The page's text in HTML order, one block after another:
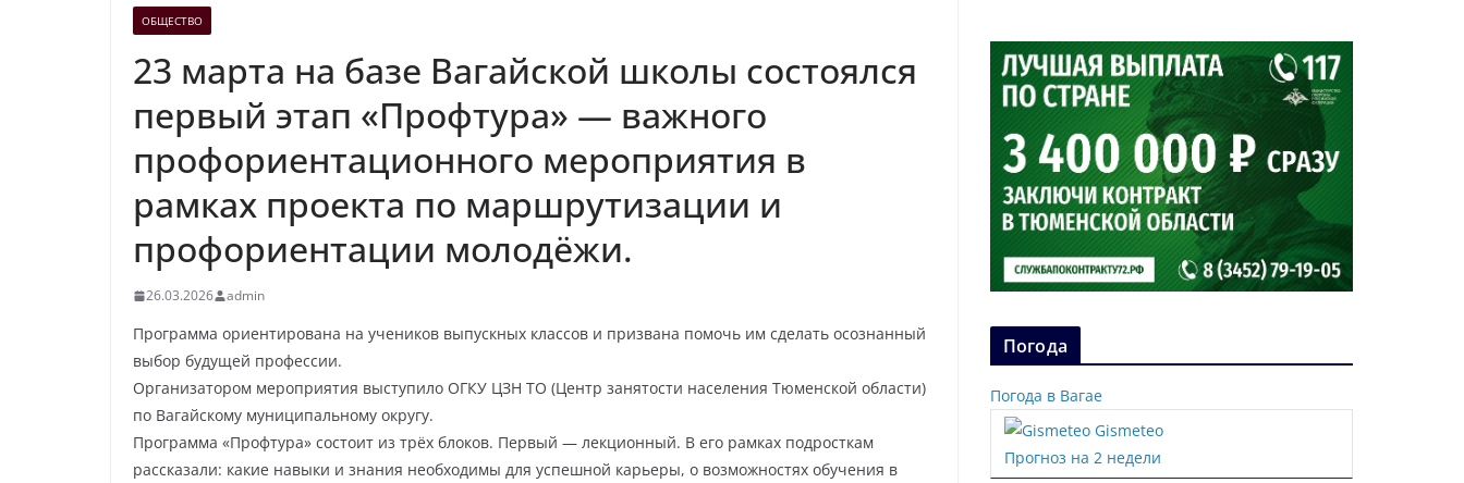
ОБЩЕСТВО
23 марта на базе Вагайской школы состоялся
первый этап «Профтура» — важного
профориентационного мероприятия в
рамках проекта по маршрутизации и
профориентации молодёжи.
26.03.2026 admin
Программа ориентирована на учеников выпускных классов и призвана помочь им сделать осознанный
выбор будущей профессии.
Организатором мероприятия выступило ОГКУ ЦЗН ТО (Центр занятости населения Тюменской области)
по Вагайскому муниципальному округу.
Программа «Профтура» состоит из трёх блоков. Первый — лекционный. В его рамках подросткам
рассказали: какие навыки и знания необходимы для успешной карьеры, о возможностях обучения в
Погода
Погода в Вагае
Gismeteo
Прогноз на 2 недели